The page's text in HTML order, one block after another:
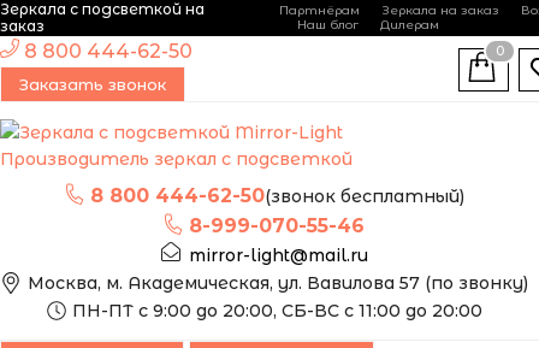
Зеркала с подсветкой на
заказ
Партнёрам Зеркала на заказ
Наш блог
Дилерам
Производитель зеркал с подсветкой
8 800 444-62-50(звонок бесплатный)
8-999-070-55-46
mirror-light@mail.ru
Москва, м. Академическая, ул. Вавилова 57 (по звонку)
ПН-ПТ с 9:00 до 20:00, СБ-ВС с 11:00 до 20:00
8 800 444-62-50
Заказать звонок
0
ЭТО ЗЕРКАЛО МЫ
МОЖЕМ ИЗГОТОВИТЬ
ПО ВАШИМ
-